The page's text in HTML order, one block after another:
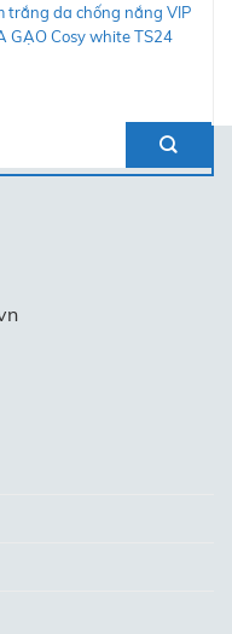
trắng da chống nắng VIP
GẠO Cosy white TS24